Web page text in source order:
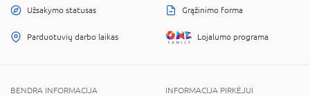
Užsakymo statusas Grąžinimo forma
Parduotuvių darbo laikas Lojalumo programa
BENDRA INFORMACIJA
INFORMACIJA PIRKĖJUI